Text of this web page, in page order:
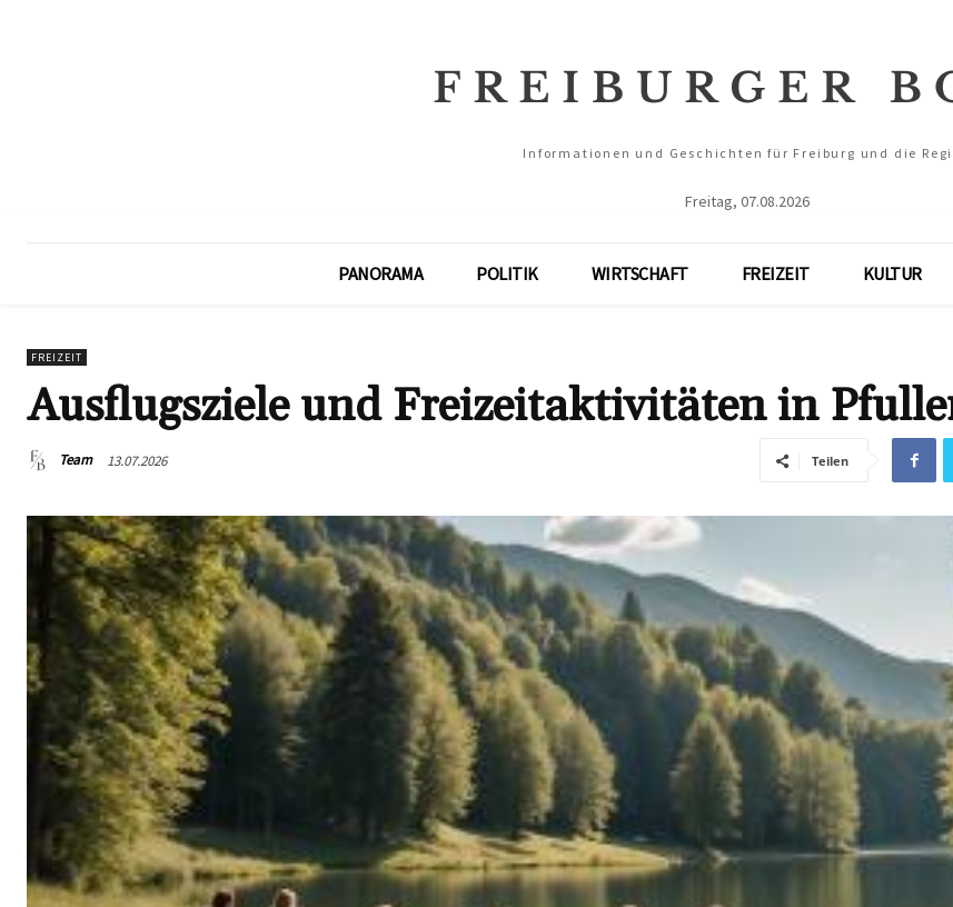
Informationen und Geschichten für Freiburg und die
Freitag, 07.08.2026
PANORAMA POLITIK WIRTSCHAFT FREIZEIT KULTUR
FREIZEIT
Ausflugsziele und Freizeitaktivitäten in
Team 13.07.2026 Teilen